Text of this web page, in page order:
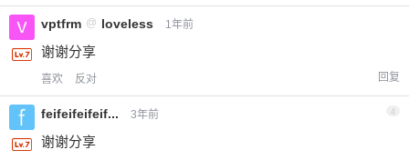
vptfrm @ loveless 1年前
谢谢分享
喜欢 反对 回复
feifeifeifeif... 3年前 4
谢谢分享